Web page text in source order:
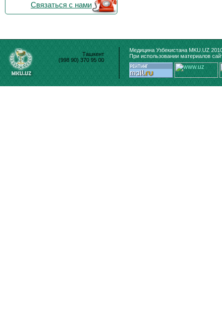
Связаться с нами
Ташкент
(998 90) 370 95 00
Медицина Узбекистана MKU.UZ
При использовании материалов